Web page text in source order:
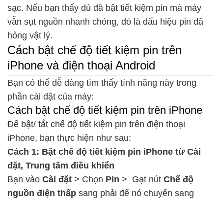
sạc. Nếu bạn thấy dù đã bật tiết kiệm pin mà máy
vẫn sụt nguồn nhanh chóng, đó là dấu hiệu pin đã
hỏng vật lý.
Cách bật chế độ tiết kiệm pin trên
iPhone và điện thoại Android
Bạn có thể dễ dàng tìm thấy tính năng này trong
phần cài đặt của máy:
Cách bật chế độ tiết kiệm pin trên iPhone
Để bật/ tắt chế độ tiết kiệm pin trên điện thoại
iPhone, bạn thực hiện như sau:
Cách 1: Bật chế độ tiết kiệm pin iPhone từ Cài
đặt, Trung tâm điều khiển
Bạn vào Cài đặt > Chọn Pin > Gạt nút Chế độ
nguồn điện thấp sang phải để nó chuyển sang